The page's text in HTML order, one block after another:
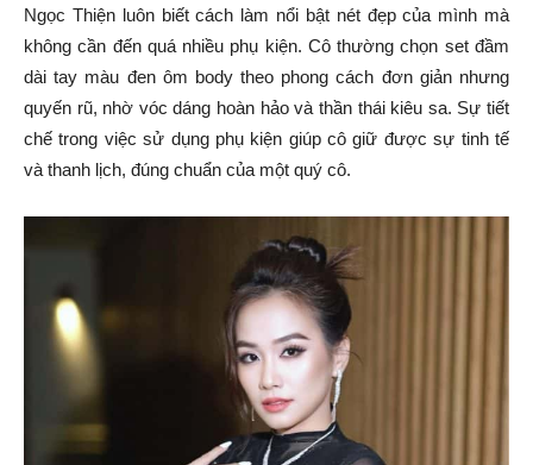
Ngọc Thiện luôn biết cách làm nổi bật nét đẹp của mình mà
không cần đến quá nhiều phụ kiện. Cô thường chọn set đầm
dài tay màu đen ôm body theo phong cách đơn giản nhưng
quyến rũ, nhờ vóc dáng hoàn hảo và thần thái kiêu sa. Sự tiết
chế trong việc sử dụng phụ kiện giúp cô giữ được sự tinh tế
và thanh lịch, đúng chuẩn của một quý cô.